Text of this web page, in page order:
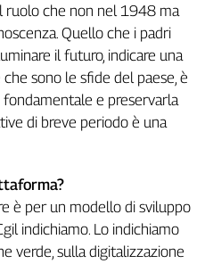
ruolo che non nel 1948 ma
Quello che i padri
il futuro, indicare una
sono le sfide del paese, è
e preservarla
di breve periodo è una
è per un modello di sviluppo
indichiamo. Lo indichiamo
verde, sulla digitalizzazione